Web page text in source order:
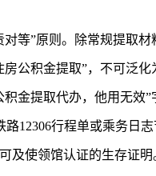
等”原则。除常规提取
公积金提取”，不可泛
积金提取代办，他用无
路12306行程单或乘务日
及使领馆认证的生存证